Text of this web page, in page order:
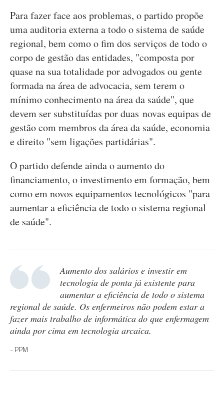
Para fazer face aos problemas, o partido propõe
uma auditoria externa a todo o sistema de saúde
regional, bem como o fim dos serviços de todo o
corpo de gestão das entidades, "composta por
quase na sua totalidade por advogados ou gente
formada na área de advocacia, sem terem o
mínimo conhecimento na área da saúde", que
devem ser substituídas por duas novas equipas de
gestão com membros da área da saúde, economia
e direito "sem ligações partidárias".
O partido defende ainda o aumento do
financiamento, o investimento em formação, bem
como em novos equipamentos tecnológicos "para
aumentar a eficiência de todo o sistema regional
de saúde".
Aumento dos salários e investir em
tecnologia de ponta já existente para
aumentar a eficiência de todo o sistema
regional de saúde. Os enfermeiros não podem estar a
fazer mais trabalho de informática do que enfermagem
ainda por cima em tecnologia arcaica.
PPM